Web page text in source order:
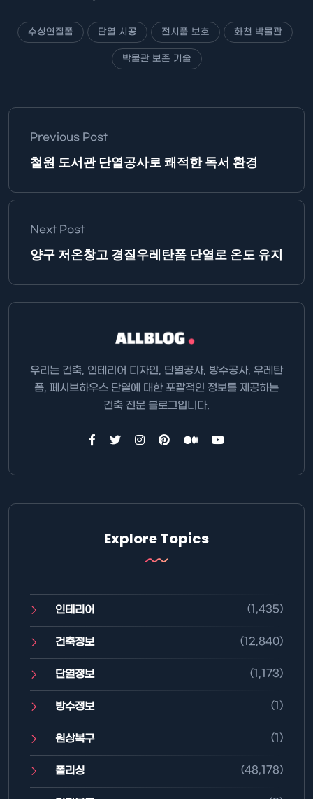
수성연질폼 단열 시공 전시품 보호 화천 박물관
박물관 보존 기술
Previous Post
철원 도서관 단열공사로 쾌적한 독서 환경
Next Post
양구 저온창고 경질우레탄폼 단열로 온도 유지
우리는 건축, 인테리어 디자인, 단열공사, 방수공사, 우레탄
폼, 페시브하우스 단열에 대한 포괄적인 정보를 제공하는
건축 전문 블로그입니다.
Explore Topics
인테리어 (1,435)
건축정보 (12,840)
단열정보 (1,173)
방수정보 (1)
원상복구 (1)
폴리싱 (48,178)